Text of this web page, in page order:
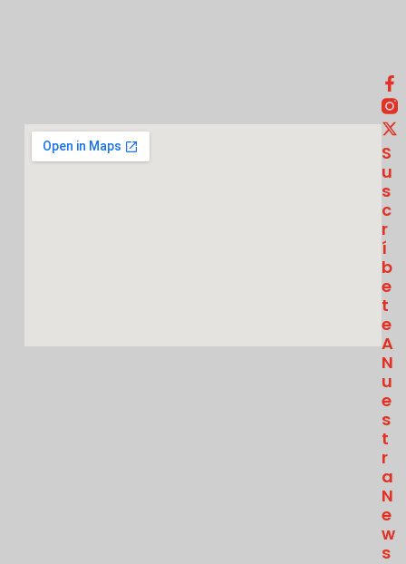
S
U
S
C
R
Í
B
E
T
E
A
N
U
E
S
T
R
A
N
E
W
S